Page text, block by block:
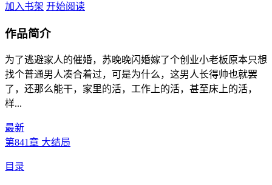
加入书架 开始阅读
作品简介
为了逃避家人的催婚，苏晚晚闪婚嫁了个创业小老板原本只想
找个普通男人凑合着过，可是为什么，这男人长得帅也就罢
了，还那么能干，家里的活，工作上的活，甚至床上的活，
样...
最新
第841章 大结局
目录